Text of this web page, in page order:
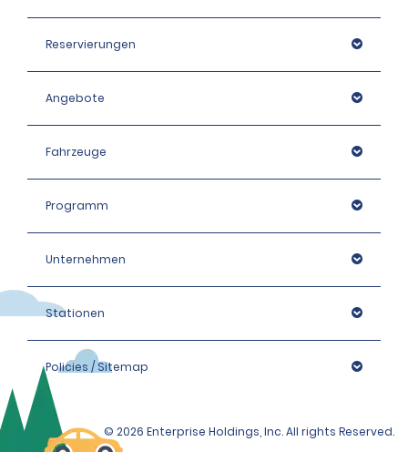
Reservierungen
Angebote
Fahrzeuge
Programm
Unternehmen
Stationen
Policies / Sitemap
© 2026 Enterprise Holdings, Inc. All rights Reserved.